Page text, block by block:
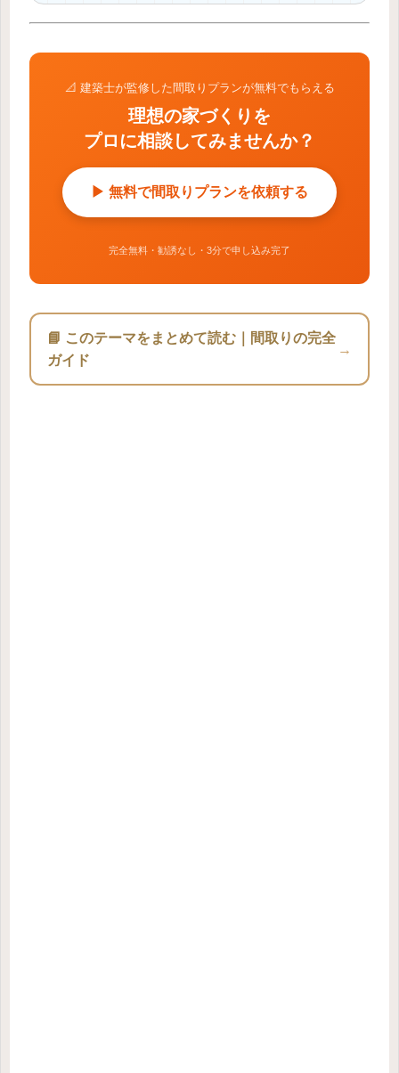
📐 建築士が監修した間取りプランが無料でもらえる
理想の家づくりを
プロに相談してみませんか？
▶ 無料で間取りプランを依頼する
完全無料・勧誘なし・3分で申し込み完了
📘 このテーマをまとめて読む｜間取りの完全
ガイド
→